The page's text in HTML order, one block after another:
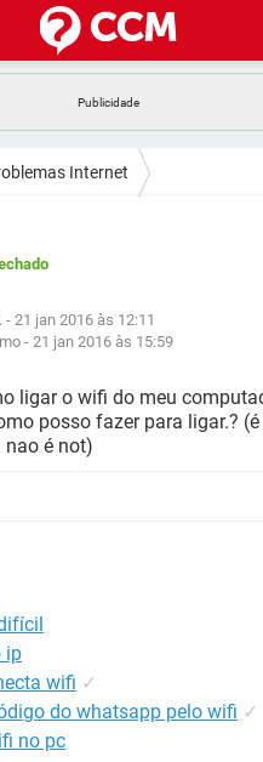
FACEBOOK
WHATSAPP
GMAIL
EXCEL
WHATSAPP
EXCEL
FACEBOOK
Internet
- 21 jan 2016 às 12:11
- 21 jan 2016 às 15:59
ligar o wifi do meu
posso fazer para ligar.?
é not)
ip
wifi ✓
do whatsapp pelo wifi ✓
no pc